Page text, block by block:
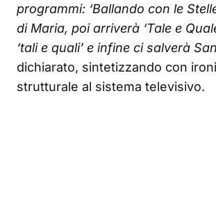
programmi: ‘Ballando con le
di Maria, poi arriverà ‘Tale e
‘tali e quali’ e infine ci salverà
dichiarato, sintetizzando con
strutturale al sistema televisivo.